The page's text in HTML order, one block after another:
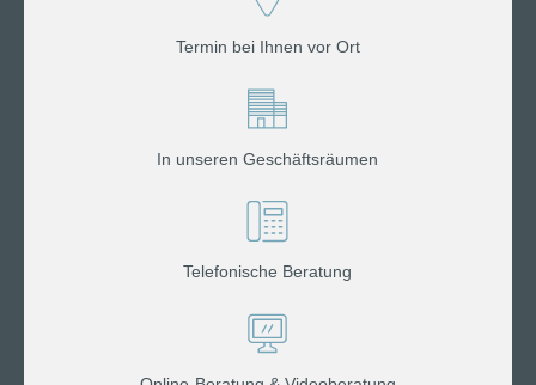
Termin bei Ihnen vor Ort
In unseren Geschäftsräumen
Telefonische Beratung